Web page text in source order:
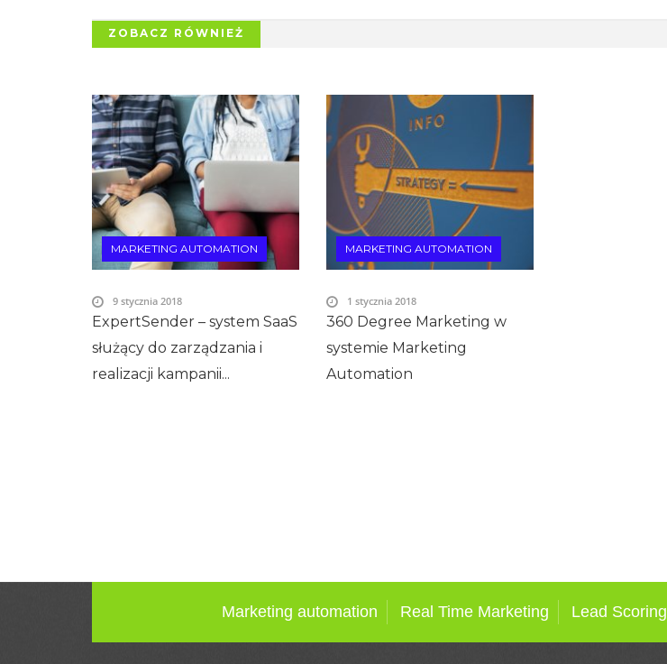
ZOBACZ RÓWNIEŻ
MARKETING AUTOMATION
ExpertSender – system SaaS
służący do zarządzania i
realizacji kampanii...
9 stycznia 2018
MARKETING AUTOMATION
360 Degree Marketing w
systemie Marketing
Automation
1 stycznia 2018
Marketing automation Real Time Marketing Lead Scoring